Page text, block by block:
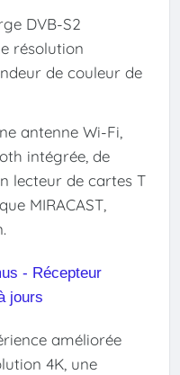
DVB-S2
résolution
de couleur de
antenne Wi-Fi,
intégrée, de
lecteur de cartes T
MIRACAST,
- Récepteur
jours
améliorée
4K, une